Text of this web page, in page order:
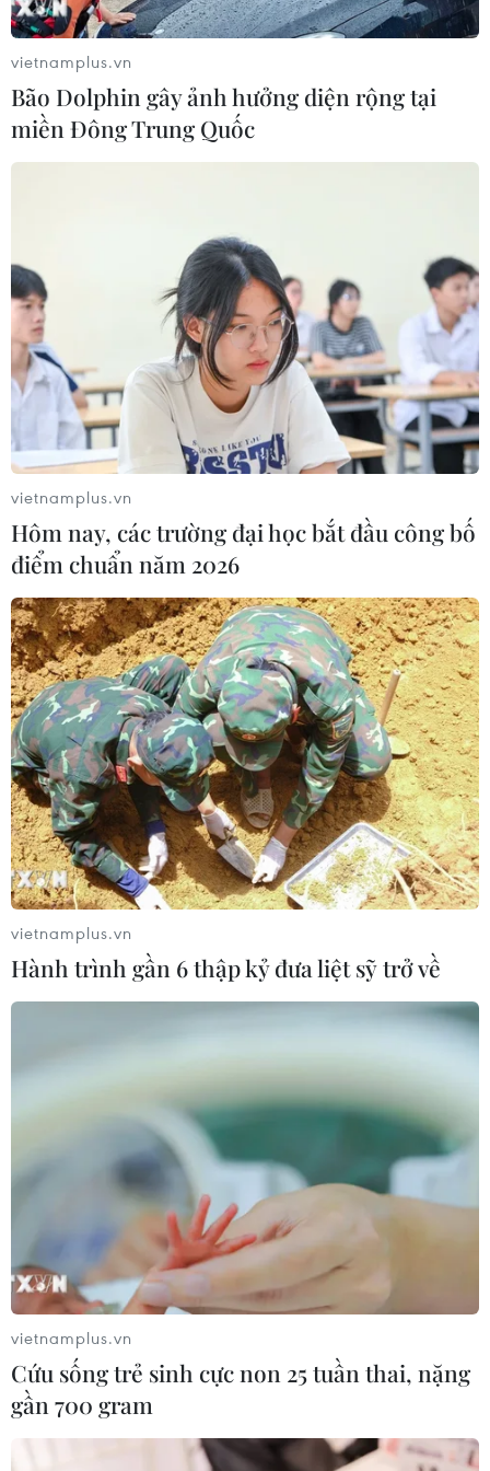
vietnamplus.vn
Bão Dolphin gây ảnh hưởng diện rộng tại
miền Đông Trung Quốc
vietnamplus.vn
Hôm nay, các trường đại học bắt đầu công bố
điểm chuẩn năm 2026
vietnamplus.vn
Hành trình gần 6 thập kỷ đưa liệt sỹ trở về
vietnamplus.vn
Cứu sống trẻ sinh cực non 25 tuần thai, nặng
gần 700 gram